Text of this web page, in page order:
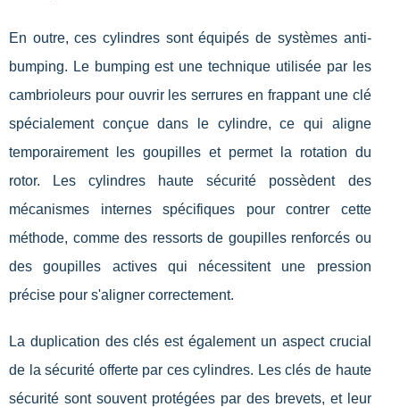
En outre, ces cylindres sont équipés de systèmes anti-
bumping. Le bumping est une technique utilisée par les
cambrioleurs pour ouvrir les serrures en frappant une clé
spécialement conçue dans le cylindre, ce qui aligne
temporairement les goupilles et permet la rotation du
rotor. Les cylindres haute sécurité possèdent des
mécanismes internes spécifiques pour contrer cette
méthode, comme des ressorts de goupilles renforcés ou
des goupilles actives qui nécessitent une pression
précise pour s'aligner correctement.
La duplication des clés est également un aspect crucial
de la sécurité offerte par ces cylindres. Les clés de haute
sécurité sont souvent protégées par des brevets, et leur